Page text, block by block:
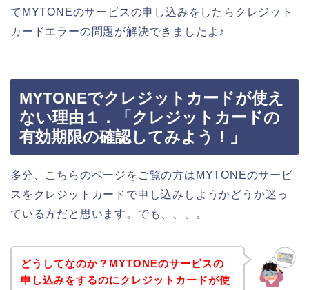
てMYTONEのサービスの申し込みをしたらクレジット
カードエラーの問題が解決できましたよ♪
MYTONEでクレジットカードが使え
ない理由１．「クレジットカードの
有効期限の確認してみよう！」
多分、こちらのページをご覧の方はMYTONEのサービ
スをクレジットカードで申し込みしようかどうか迷っ
ている方だと思います。でも、、、。
どうしてなのか？MYTONEのサービスの
申し込みをするのにクレジットカードが使